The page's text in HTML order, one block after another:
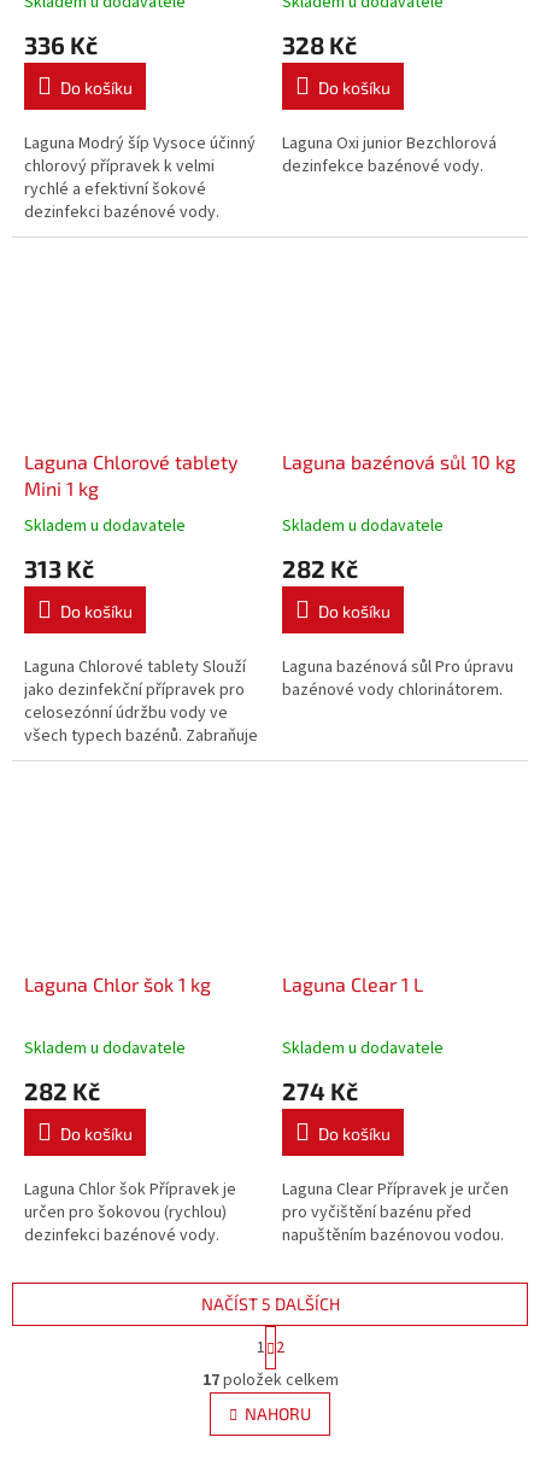
336 Kč
Do košíku
Laguna Modrý šíp Vysoce účinný
chlorový přípravek k velmi
rychlé a efektivní šokové
dezinfekci bazénové vody.
328 Kč
Do košíku
Laguna Oxi junior Bezchlorová
dezinfekce bazénové vody.
Laguna Chlorové tablety
Mini 1 kg
Skladem u dodavatele
313 Kč
Do košíku
Laguna Chlorové tablety Slouží
jako dezinfekční přípravek pro
celosezónní údržbu vody ve
všech typech bazénů. Zabraňuje
tvorbě řas, likviduje bakterie.
Laguna bazénová sůl 10 kg
Skladem u dodavatele
282 Kč
Do košíku
Laguna bazénová sůl Pro úpravu
bazénové vody chlorinátorem.
Laguna Chlor šok 1 kg
Skladem u dodavatele
282 Kč
Do košíku
Laguna Chlor šok Přípravek je
určen pro šokovou (rychlou)
dezinfekci bazénové vody.
Laguna Clear 1 L
Skladem u dodavatele
274 Kč
Do košíku
Laguna Clear Přípravek je určen
pro vyčištění bazénu před
napuštěním bazénovou vodou.
O
v
l
á
NAČÍST 5 DALŠÍCH
t
r
á
n
k
1 2
17položek celkem
NAHORU